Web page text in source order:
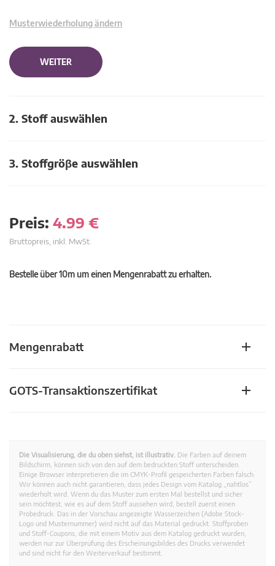
Musterwiederholung ändern
WEITER
2. Stoff auswählen
3. Stoffgröβe auswählen
Preis: 4.99 €
Bruttopreis, inkl. MwSt.
Bestelle über 10m um einen Mengenrabatt zu erhalten.
Mengenrabatt
GOTS-Transaktionszertifikat
Die Visualisierung, die du oben siehst, ist illustrativ. Die Farben auf deinem
Bildschirm, können sich von den auf dem bedruckten Stoff unterscheiden.
Einige Browser interpretieren die im CMYK-Profil gespeicherten Farben falsch.
Wir können auch nicht garantieren, dass jedes Design vom Katalog „nahtlos”
wiederholt wird. Wenn du das Muster zum ersten Mal bestellst und sicher
sein möchtest, wie es auf dem Stoff aussehen wird, bestell zuerst einen
Probedruck. Das in der Vorschau angezeigte Wasserzeichen (Adobe Stock-
Logo und Musternummer) wird nicht auf das Material gedruckt. Stoffproben
und Stoff-Coupons, die mit einem Motiv aus dem Katalog gedruckt wurden,
werden nur zur Überprüfung des Erscheinungsbildes des Drucks verwendet
und sind nicht für den Weiterverkauf bestimmt.